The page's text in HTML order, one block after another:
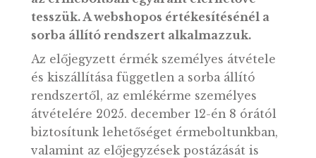
december 12-án 8 órakor kezdjük meg.
Az emlékérmét a webáruházunkban és
az érmeboltban egyaránt elérhetővé
tesszük. A webshopos értékesítésénél a
sorba állító rendszert alkalmazzuk.
Az előjegyzett érmék személyes átvétele
és kiszállítása független a sorba állító